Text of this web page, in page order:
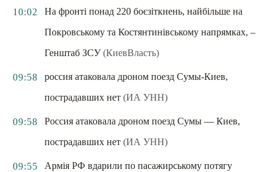
10:02
На фронті понад 220 боєзіткнень, найбільше на
Покровському та Костянтинівському напрямках, –
Генштаб ЗСУ (КиевВласть)
09:58
россия атаковала дроном поезд Сумы-Киев,
пострадавших нет (ИА УНН)
09:58
Россия атаковала дроном поезд Сумы — Киев,
пострадавших нет (ИА УНН)
09:55
Армія РФ вдарили по пасажирському потягу